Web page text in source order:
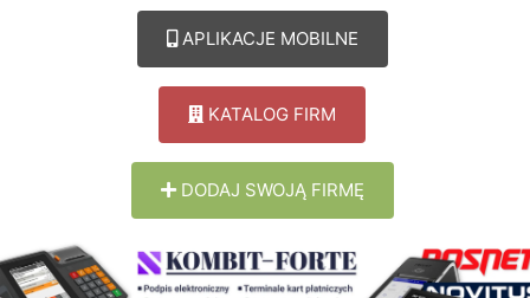
APLIKACJE MOBILNE
KATALOG FIRM
DODAJ SWOJĄ FIRMĘ